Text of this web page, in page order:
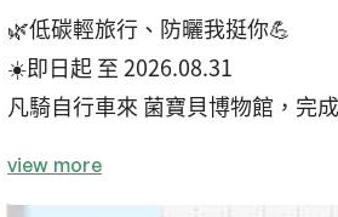
🌿低碳輕旅行、防曬我挺你💪
☀️即日起 至 2026.08.31
凡騎自行車來 菌寶貝博物館，完
view more